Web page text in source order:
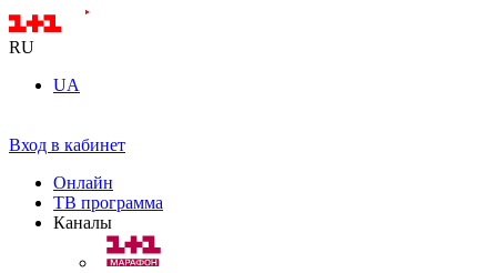
RU
UA
Вход в кабинет
Онлайн
ТВ программа
Каналы